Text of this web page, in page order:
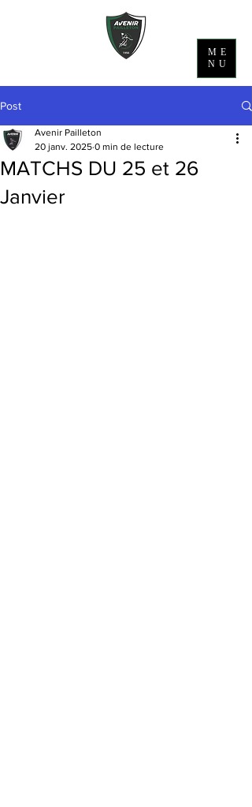
ME
NU
Post
MATCHS DU 25 et 26
Janvier
Avenir Pailleton
20 janv. 2025 0 min de lecture